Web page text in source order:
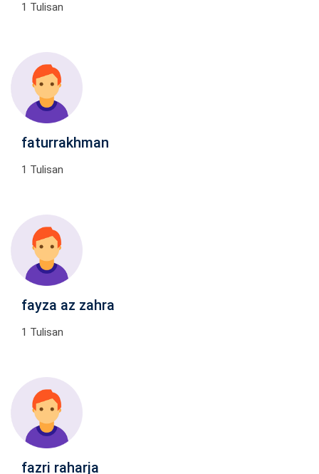
1 Tulisan
faturrakhman
1 Tulisan
fayza az zahra
1 Tulisan
fazri raharja